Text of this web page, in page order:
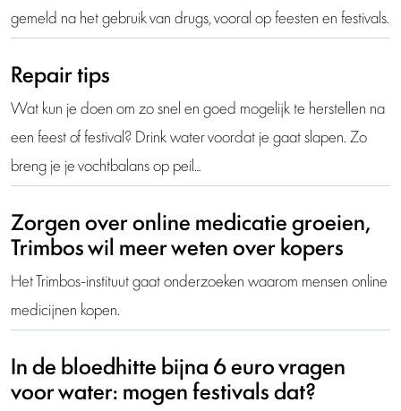
gemeld na het gebruik van drugs, vooral op feesten en festivals.
Repair tips
Wat kun je doen om zo snel en goed mogelijk te herstellen na
een feest of festival? Drink water voordat je gaat slapen. Zo
breng je je vochtbalans op peil…
Zorgen over online medicatie groeien,
Trimbos wil meer weten over kopers
Het Trimbos-instituut gaat onderzoeken waarom mensen online
medicijnen kopen.
In de bloedhitte bijna 6 euro vragen
voor water: mogen festivals dat?